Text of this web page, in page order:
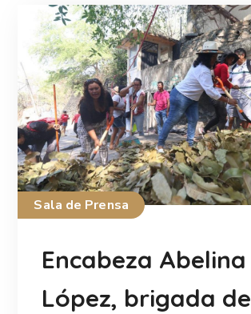
Sala de Prensa
Encabeza Abelina
López, brigada de